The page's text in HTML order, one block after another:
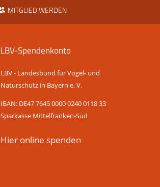
MITGLIED WERDEN
LBV-Spendenkonto
LBV - Landesbund für Vogel- und
Naturschutz in Bayern e. V.
IBAN: DE47 7645 0000 0240 0118 33
Sparkasse Mittelfranken-Süd
Hier online spenden